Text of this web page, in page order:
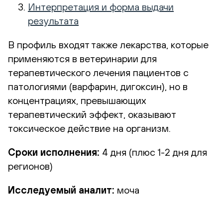
Интерпретация и форма выдачи
результата
В профиль входят также лекарства, которые
применяются в ветеринарии для
терапевтического лечения пациентов с
патологиями (варфарин, дигоксин), но в
концентрациях, превышающих
терапевтический эффект, оказывают
токсическое действие на организм.
Сроки исполнения: 4 дня (плюс 1-2 дня для
регионов)
Исследуемый аналит: моча